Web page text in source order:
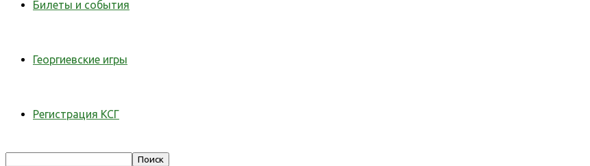
Билеты и события
Георгиевские игры
Регистрация КСГ